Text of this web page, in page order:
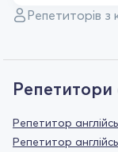
Репетиторів з
Репетитори
Репетитор
Репетитор